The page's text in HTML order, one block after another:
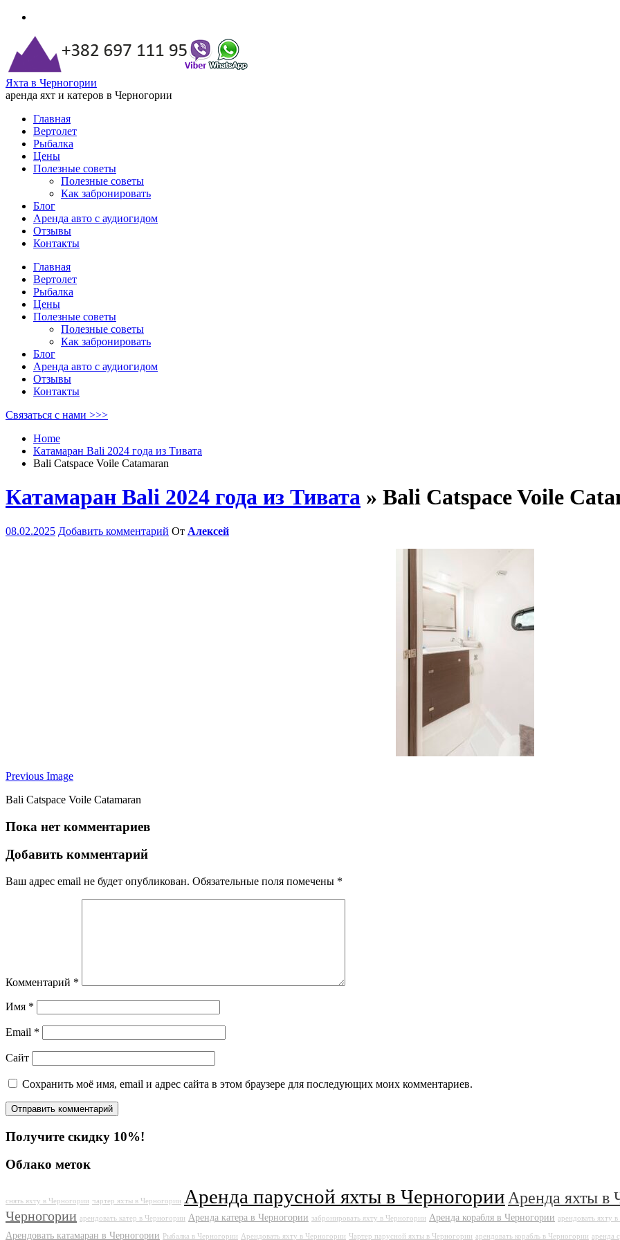
Яхта в Черногории
аренда яхт и катеров в Черногории
Главная
Вертолет
Рыбалка
Цены
Полезные советы
Полезные советы
Как забронировать
Блог
Аренда авто с аудиогидом
Отзывы
Контакты
Главная
Вертолет
Рыбалка
Цены
Полезные советы
Полезные советы
Как забронировать
Блог
Аренда авто с аудиогидом
Отзывы
Контакты
Связаться с нами >>>
Home
Катамаран Bali 2024 года из Тивата
Bali Catspace Voile Catamaran
Катамаран Bali 2024 года из Тивата » Bali Catspace Voile
08.02.2025 Добавить комментарий От Алексей
Previous Image
Bali Catspace Voile Catamaran
Пока нет комментариев
Добавить комментарий
Ваш адрес email не будет опубликован. Обязательные поля помечены *
Комментарий *
Имя *
Email *
Сайт
Сохранить моё имя, email и адрес сайта в этом браузере для последующих моих комментариев.
Получите скидку 10%!
Облако меток
снять яхту в Черногории чартер яхты в Черногории Аренда парусной яхты в Черногории Аренда яхты в
Черногории арендовать катер в Черногории Аренда катера в Черногории забронировать яхту в Черногории Аренда корабля в Черногории арендовать яхту в
Арендовать катамаран в Черногории
Рыбалка в Черногории Арендовать яхту в Черногории Чартер парусной яхты в Черногории арендовать корабль в Черногории аренда